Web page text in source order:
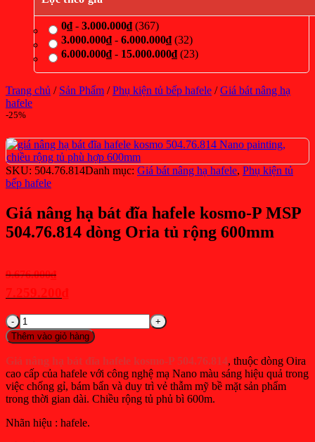
0₫- 3.000.000₫(367)
3.000.000₫- 6.000.000₫(32)
6.000.000₫- 15.000.000₫(23)
Trang chủ / Sản Phẩm / Phụ kiện tủ bếp hafele / Giá bát nâng hạ
hafele
-25%
SKU: 504.76.814Danh mục: Giá bát nâng hạ hafele, Phụ kiện tủ
bếp hafele
Giá nâng hạ bát đĩa hafele kosmo-P MSP
504.76.814 dòng Oria tủ rộng 600mm
9.676.000₫Giá
hiện
tại
là:
7.259.200₫.
Giá
nâng
hạ
bát
đĩa
hafele
kosmo-
P
MSP
Thêm vào giỏ hàng
Giá nâng hạ bát đĩa hafele kosmo-P 504.76.814, thuộc dòng Oira
cao cấp của hafele với công nghệ mạ Nano màu sáng hiệu quả trong
việc chống gỉ, bám bẩn và duy trì vẻ thẫm mỹ bề mặt sản phẩm
trong thời gian dài. Chiều rộng tủ phủ bì 600m.
Nhãn hiệu : hafele.